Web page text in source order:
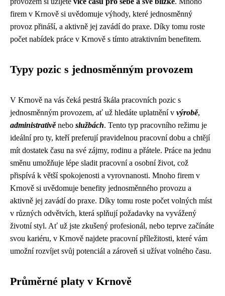
firem v Krnově si uvědomuje výhody, které jednosměnný
provoz přináší, a aktivně jej zavádí do praxe. Díky tomu roste
počet nabídek práce v Krnově s tímto atraktivním benefitem.
Typy pozic s jednosměnným provozem
V Krnově na vás čeká pestrá škála pracovních pozic s
jednosměnným provozem, ať už hledáte uplatnění v výrobě,
administrativěnebo službách. Tento typ pracovního režimu je
ideální pro ty, kteří preferují pravidelnou pracovní dobu a chtějí
mít dostatek času na své zájmy, rodinu a přátele. Práce na jednu
směnu umožňuje lépe sladit pracovní a osobní život, což
přispívá k větší spokojenosti a vyrovnanosti. Mnoho firem v
Krnově si uvědomuje benefity jednosměnného provozu a
aktivně jej zavádí do praxe. Díky tomu roste počet volných míst
v různých odvětvích, která splňují požadavky na vyvážený
životní styl. Ať už jste zkušený profesionál, nebo teprve začínáte
svou kariéru, v Krnově najdete pracovní příležitosti, které vám
umožní rozvíjet svůj potenciál a zároveň si užívat volného času.
Průměrné platy v Krnově